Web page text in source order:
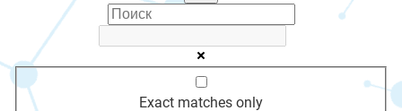
Exact matches only